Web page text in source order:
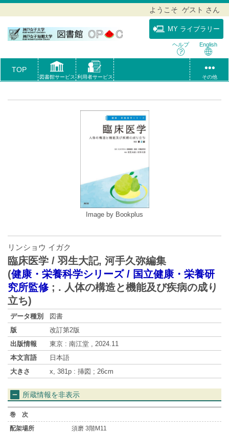
ようこそ ゲスト さん
MY ライブラリー
ヘルプ English
TOP
図書館サービス 利用者サービス その他
Image by Bookplus
リンショウ イガク
臨床医学 / 羽生大記, 河手久弥編集
(健康・栄養科学シリーズ / 国立健康・栄養研
究所監修; . 人体の構造と機能及び疾病の成り
立ち)
データ種別
図書
版
改訂第2版
出版情報
東京 : 南江堂 , 2024.11
本文言語
日本語
大きさ
x, 381p : 挿図 ; 26cm
所蔵情報を非表示
須磨 3階M11